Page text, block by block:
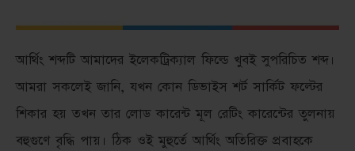
আর্থিং শব্দটি আমাদের ইলেকট্রিক্যাল ফিল্ডে খুবই সুপরিচিত শব্দ।
আমরা সকলেই জানি, যখন কোন ডিভাইস শর্ট সার্কিট ফল্টের
শিকার হয় তখন তার লোড কারেন্ট মূল রেটিং কারেন্টের তুলনায়
বহুগুণে বৃদ্ধি পায়। ঠিক ওই মুহুর্তে আর্থিং অতিরিক্ত প্রবাহকে